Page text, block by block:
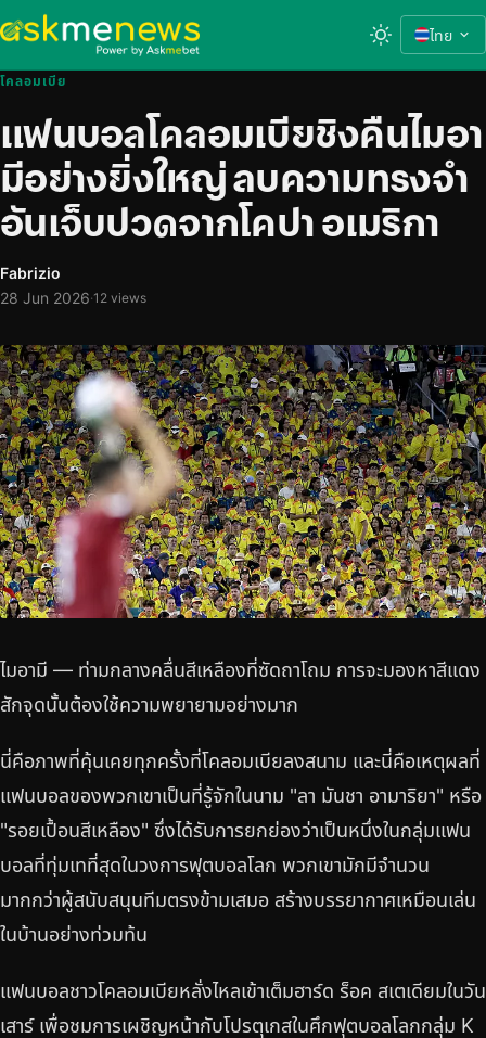
ไทย
โคลอมเบีย
แฟนบอลโคลอมเบียชิงคืนไมอา
มีอย่างยิ่งใหญ่ ลบความทรงจำ
อันเจ็บปวดจากโคปา อเมริกา
Fabrizio
28 Jun 2026·12 views
ไมอามี — ท่ามกลางคลื่นสีเหลืองที่ซัดถาโถม การจะมองหาสีแดง
สักจุดนั้นต้องใช้ความพยายามอย่างมาก
นี่คือภาพที่คุ้นเคยทุกครั้งที่โคลอมเบียลงสนาม และนี่คือเหตุผลที่
แฟนบอลของพวกเขาเป็นที่รู้จักในนาม "ลา มันชา อามาริยา" หรือ
"รอยเปื้อนสีเหลือง" ซึ่งได้รับการยกย่องว่าเป็นหนึ่งในกลุ่มแฟน
บอลที่ทุ่มเทที่สุดในวงการฟุตบอลโลก พวกเขามักมีจำนวน
มากกว่าผู้สนับสนุนทีมตรงข้ามเสมอ สร้างบรรยากาศเหมือนเล่น
ในบ้านอย่างท่วมท้น
แฟนบอลชาวโคลอมเบียหลั่งไหลเข้าเต็มฮาร์ด ร็อค สเตเดียมในวัน
เสาร์ เพื่อชมการเผชิญหน้ากับโปรตุเกสในศึกฟุตบอลโลกกลุ่ม K